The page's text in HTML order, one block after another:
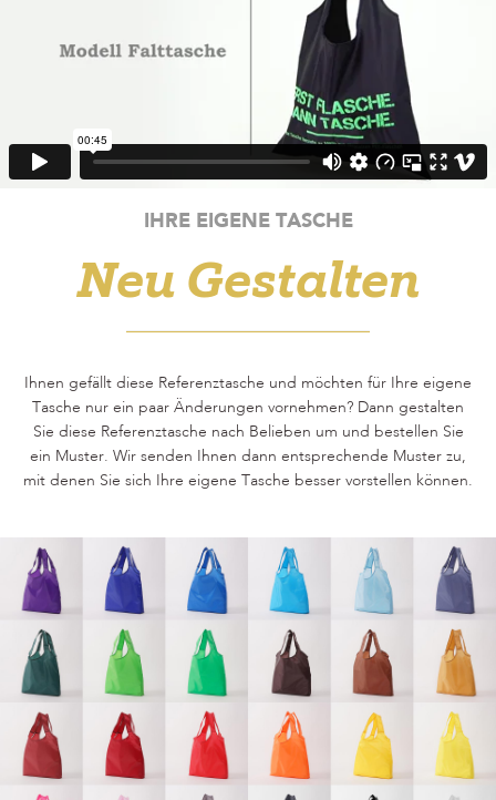
IHRE EIGENE TASCHE
Neu Gestalten
Ihnen gefällt diese Referenztasche und möchten für Ihre eigene
Tasche nur ein paar Änderungen vornehmen? Dann gestalten
Sie diese Referenztasche nach Belieben um und bestellen Sie
ein Muster. Wir senden Ihnen dann entsprechende Muster zu,
mit denen Sie sich Ihre eigene Tasche besser vorstellen können.